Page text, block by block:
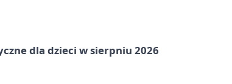
dla dzieci w sierpniu 2026